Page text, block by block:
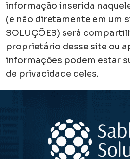
informação inserida
(e não diretamente em um
SOLUÇÕES) será
proprietário desse site ou
informações podem estar
de privacidade deles.